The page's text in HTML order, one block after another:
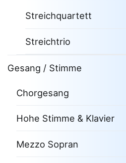
Streichquartett
Streichtrio
Gesang / Stimme
Chorgesang
Hohe Stimme & Klavier
Mezzo Sopran